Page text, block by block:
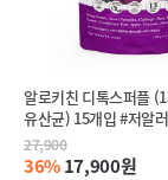
알로키친 디톡스퍼플
유산균) 15개입 #저알
27,900
36%17,900원